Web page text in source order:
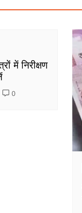
में निरीक्षण
0